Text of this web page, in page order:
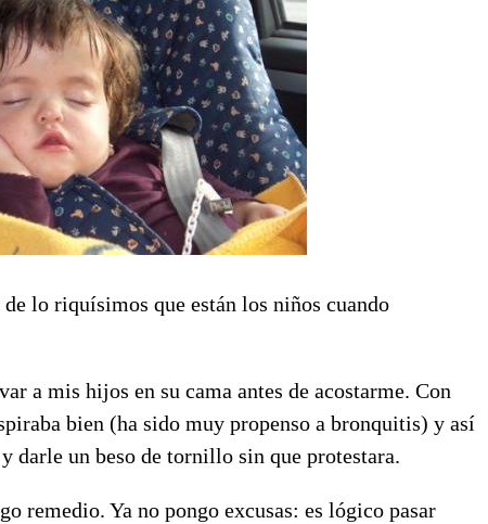
lo riquísimos que están los niños cuando
a mis hijos en su cama antes de acostarme. Con
bien (ha sido muy propenso a bronquitis) y así
darle un beso de tornillo sin que protestara.
remedio. Ya no pongo excusas: es lógico pasar